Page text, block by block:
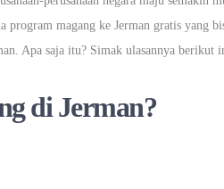
program magang ke Jerman gratis yang
Apa saja itu? Simak ulasannya berikut
di Jerman?